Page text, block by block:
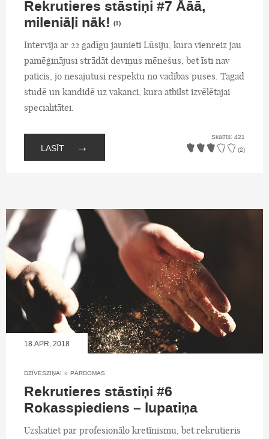
Rekrutieres stāstiņi #7 Āāā,
mileniāļi nāk! (1)
Intervija ar 22 gadīgu jaunieti Lūsiju, kura vienreiz jau
pamēģinājusi strādāt deviņus mēnešus, bet īsti nav
paticis, jo nesajutusi respektu no vadības puses. Tagad
studē un kandidē uz vakanci, kura atbilst izvēlētajai
specialitātei.
LASĪT →
Skatīts: 421
(2)
18.APR, 2018
DZĪVESZIŅAI » PĀRDOMAS
Rekrutieres stāstiņi #6
Rokasspiediens – lupatiņa
Uzskatiet par profesionālo kretīnismu, bet rekrutieris